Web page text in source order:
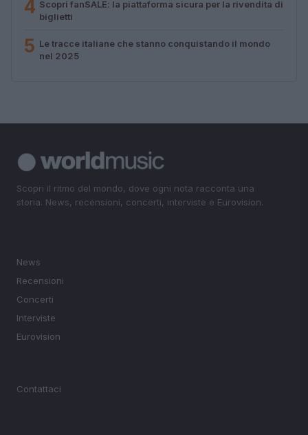
4 Scopri fanSALE: la piattaforma sicura per la rivendita di
biglietti
5 Le tracce italiane che stanno conquistando il mondo
nel 2025
Scopri il ritmo del mondo, dove ogni nota racconta una
storia. News, recensioni, concerti, interviste e Eurovision.
News
Recensioni
Concerti
Interviste
Eurovision
Contattaci